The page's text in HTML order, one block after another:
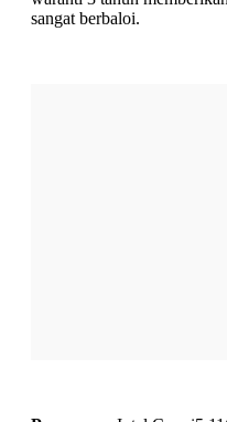
sangat berbaloi.